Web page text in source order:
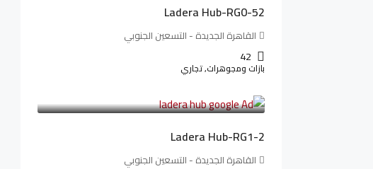
Ladera Hub-RG0-52
القاهرة الجديدة - التسعين الجنوبي
42
بازات ومجوهرات, تجاري
Ladera Hub-RG1-2
القاهرة الجديدة - التسعين الجنوبي